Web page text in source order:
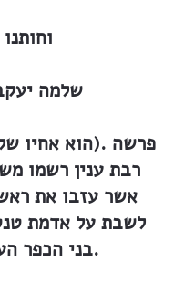
וחותנו
שלמה
רבת ענין רשמו
אשר עזבו את
לשבת על אדמת
בני הכפר הערבים.